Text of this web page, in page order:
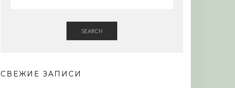
SEARCH
СВЕЖИЕ ЗАПИСИ